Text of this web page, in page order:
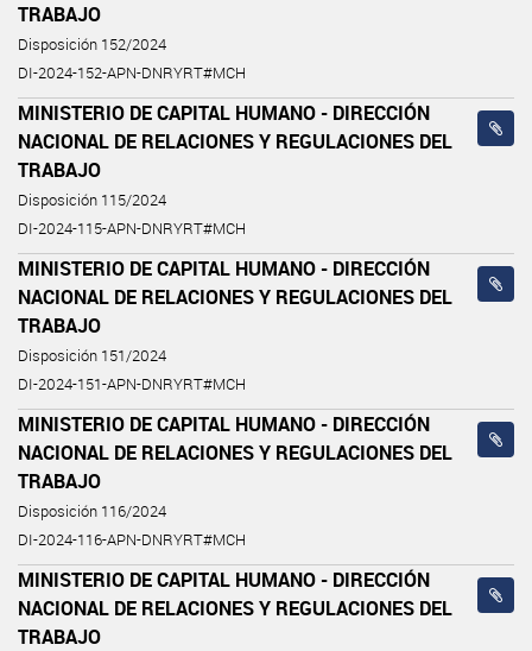
TRABAJO
Disposición 152/2024
DI-2024-152-APN-DNRYRT#MCH
MINISTERIO DE CAPITAL HUMANO - DIRECCIÓN
NACIONAL DE RELACIONES Y REGULACIONES DEL
TRABAJO
Disposición 115/2024
DI-2024-115-APN-DNRYRT#MCH
MINISTERIO DE CAPITAL HUMANO - DIRECCIÓN
NACIONAL DE RELACIONES Y REGULACIONES DEL
TRABAJO
Disposición 151/2024
DI-2024-151-APN-DNRYRT#MCH
MINISTERIO DE CAPITAL HUMANO - DIRECCIÓN
NACIONAL DE RELACIONES Y REGULACIONES DEL
TRABAJO
Disposición 116/2024
DI-2024-116-APN-DNRYRT#MCH
MINISTERIO DE CAPITAL HUMANO - DIRECCIÓN
NACIONAL DE RELACIONES Y REGULACIONES DEL
TRABAJO